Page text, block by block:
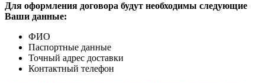
Для оформления договора будут необходимы следующие
Ваши данные:
ФИО
Паспортные данные
Точный адрес доставки
Контактный телефон